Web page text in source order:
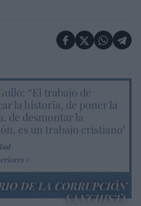
“El trabajo de
la historia, de poner la
de desmontar la
es un trabajo cristiano"
DE LA CORRUPCIÓN
SANCHISTA